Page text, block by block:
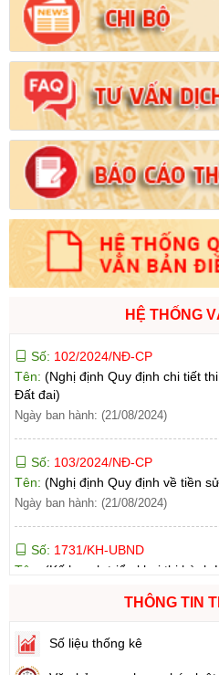
HỆ THỐNG
102/2024/NĐ-CP
Đất đai)
Ngày ban hành: (21/08/2024)
Số:103/2024/NĐ-CP
Tên:(Nghị định Quy định về tiền
Ngày ban hành: (21/08/2024)
Số:1731/KH-UBND
Tên:(Kế hoạch triển khai thi hành
Ngày ban hành: (21/08/2024)
71/2024/NĐ-CP
Ngày ban hành: (21/08/2024)
THÔNG TIN
Số liệu thống kê